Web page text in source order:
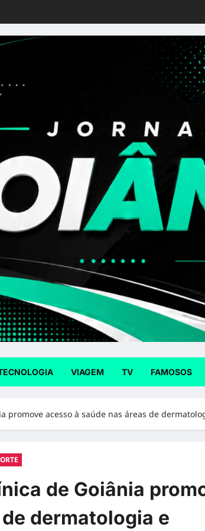
VIAGEM TV FAMOSOS
promove acesso à saúde nas áreas de
de Goiânia
dermatologia e